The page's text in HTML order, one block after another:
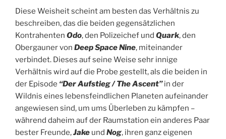
Diese Weisheit scheint am besten das Verhältnis zu
beschreiben, das die beiden gegensätzlichen
Kontrahenten Odo, den Polizeichef und Quark, den
Obergauner von Deep Space Nine, miteinander
verbindet. Dieses auf seine Weise sehr innige
Verhältnis wird auf die Probe gestellt, als die beiden in
der Episode “Der Aufstieg / The Ascent”in der
Wildnis eines lebensfeindlichen Planeten aufeinander
angewiesen sind, um ums Überleben zu kämpfen –
während daheim auf der Raumstation ein anderes Paar
bester Freunde,Jake und Nog, ihren ganz eigenen